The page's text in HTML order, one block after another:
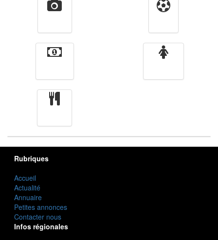
Rubriques
Accueil
Actualité
Annuaire
Petites annonces
Contacter nous
Infos régionales